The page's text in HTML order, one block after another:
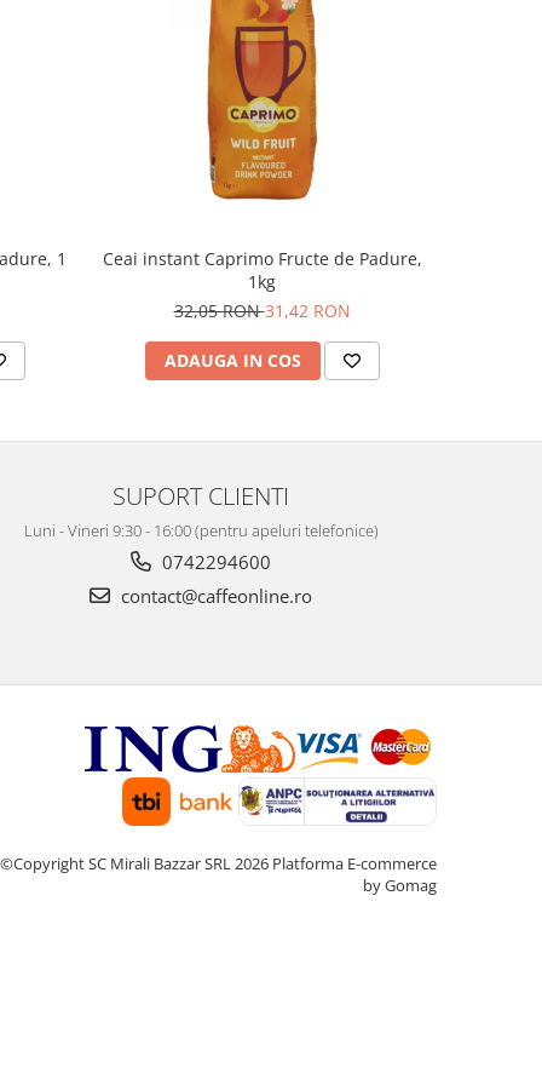
1
Ceai instant Caprimo Fructe de Padure,
1kg
32,05 RON31,42 RON
ADAUGA IN COS
SUPORT CLIENTI
Luni - Vineri 9:30 - 16:00 (pentru apeluri telefonice)
0742294600
contact@caffeonline.ro
©Copyright SC Mirali Bazzar SRL 2026 Platforma E-commerce
by Gomag